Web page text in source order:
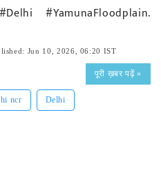
#YamunaFloodplain.
Jun 10, 2026, 06:20 IST
पूरी ख़बर पढ़ें »
ncr Delhi